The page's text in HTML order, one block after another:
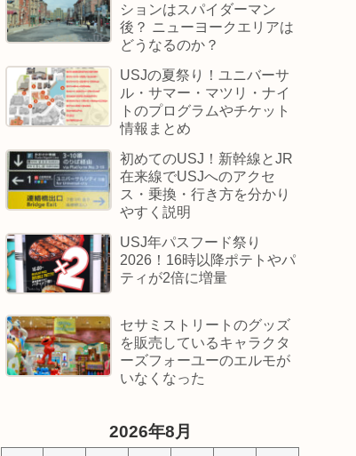
ションはスパイダーマン
後？ ニューヨークエリアは
どうなるのか？
USJの夏祭り！ユニバーサ
ル・サマー・マツリ・ナイ
トのプログラムやチケット
情報まとめ
初めてのUSJ！新幹線とJR
在来線でUSJへのアクセ
ス・乗換・行き方を分かり
やすく説明
USJ年パスフード祭り
2026！16時以降ポテトやパ
ティが2倍に増量
セサミストリートのグッズ
を販売しているキャラクタ
ーズフォーユーのエルモが
いなくなった
2026年8月